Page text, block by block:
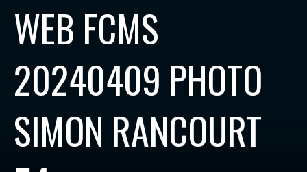
WEB FCMS
20240409 PHOTO
SIMON RANCOURT